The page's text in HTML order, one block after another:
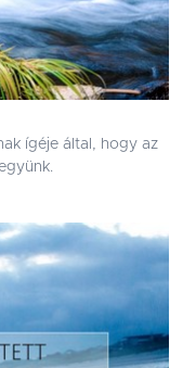
ígéje által, hogy az